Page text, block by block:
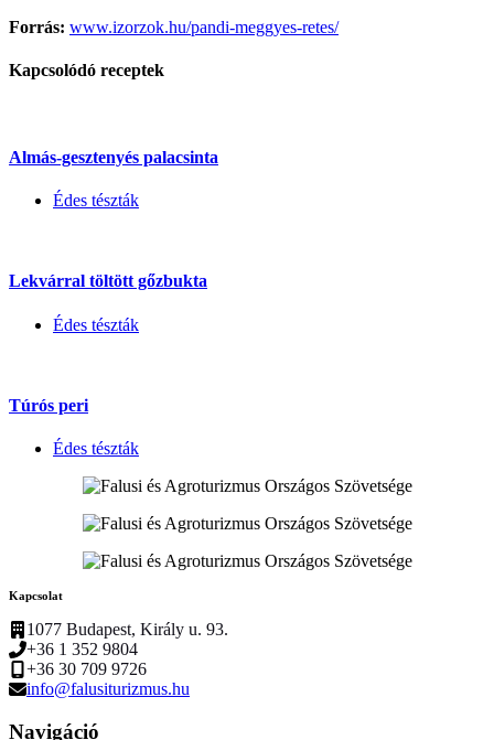
Forrás: www.izorzok.hu/pandi-meggyes-retes/
Kapcsolódó receptek
Almás-gesztenyés palacsinta
Édes tészták
Lekvárral töltött gőzbukta
Édes tészták
Túrós peri
Édes tészták
Kapcsolat
1077 Budapest, Király u. 93.
+36 1 352 9804
+36 30 709 9726
info@falusiturizmus.hu
Navigáció